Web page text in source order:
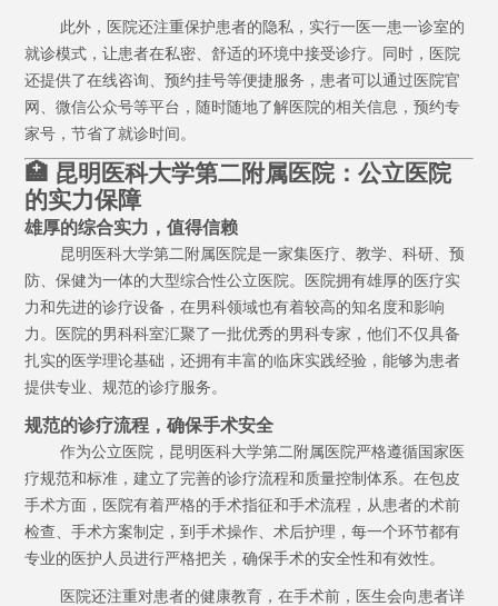
此外，医院还注重保护患者的隐私，实行一医一患一诊室的
就诊模式，让患者在私密、舒适的环境中接受诊疗。同时，医院
还提供了在线咨询、预约挂号等便捷服务，患者可以通过医院官
网、微信公众号等平台，随时随地了解医院的相关信息，预约专
家号，节省了就诊时间。
🏥 昆明医科大学第二附属医院：公立医院
的实力保障
雄厚的综合实力，值得信赖
昆明医科大学第二附属医院是一家集医疗、教学、科研、预
防、保健为一体的大型综合性公立医院。医院拥有雄厚的医疗实
力和先进的诊疗设备，在男科领域也有着较高的知名度和影响
力。医院的男科科室汇聚了一批优秀的男科专家，他们不仅具备
扎实的医学理论基础，还拥有丰富的临床实践经验，能够为患者
提供专业、规范的诊疗服务。
规范的诊疗流程，确保手术安全
作为公立医院，昆明医科大学第二附属医院严格遵循国家医
疗规范和标准，建立了完善的诊疗流程和质量控制体系。在包皮
手术方面，医院有着严格的手术指征和手术流程，从患者的术前
检查、手术方案制定，到手术操作、术后护理，每一个环节都有
专业的医护人员进行严格把关，确保手术的安全性和有效性。
医院还注重对患者的健康教育，在手术前，医生会向患者详